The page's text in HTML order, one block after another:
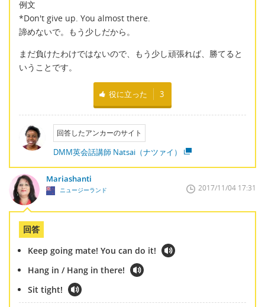
例文
*Don't give up. You almost there.
諦めないで。もう少しだから。
まだ負けたわけではないので、もう少し頑張れば、勝てると
いうことです。
役に立った 3
回答したアンカーのサイト
DMM英会話講師 Natsai（ナツァイ）
Mariashanti
ニュージーランド 2017/11/04 17:31
回答
Keep going mate! You can do it!
Hang in / Hang in there!
Sit tight!